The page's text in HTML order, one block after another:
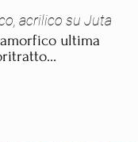
acrilico su Juta
ultima